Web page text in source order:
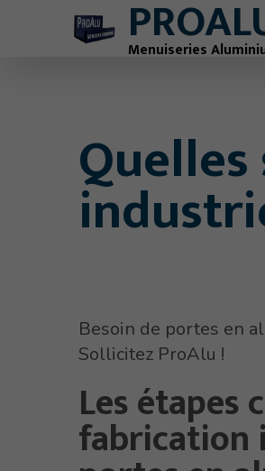
Menuiseries
Besoin de portes en
Sollicitez ProAlu !
Les étapes
fabrication